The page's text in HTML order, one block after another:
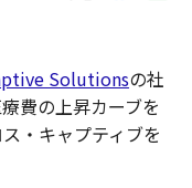
Solutionsの社
費の上昇カーブを
・キャプティブを